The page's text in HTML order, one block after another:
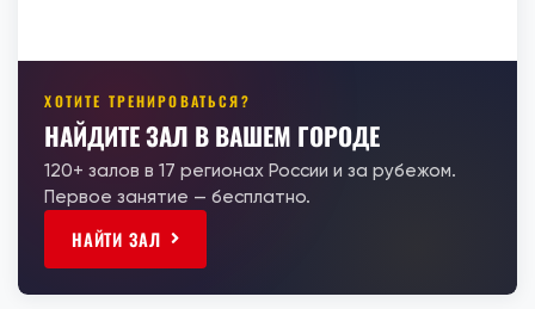
ХОТИТЕ ТРЕНИРОВАТЬСЯ?
НАЙДИТЕ ЗАЛ В ВАШЕМ ГОРОДЕ
120+ залов в 17 регионах России и за рубежом.
Первое занятие — бесплатно.
НАЙТИ ЗАЛ